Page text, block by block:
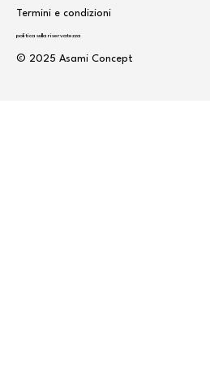
Termini e condizioni
politica sulla riservatezza
© 2025 Asami Concept